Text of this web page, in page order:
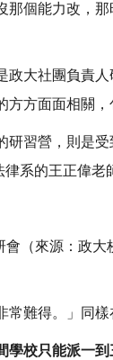
那個能力改，
政大社團負責
方方面面相關
研習營，則是
系的王正偉老
（來源：政大
常難得。」同
學校只能派一